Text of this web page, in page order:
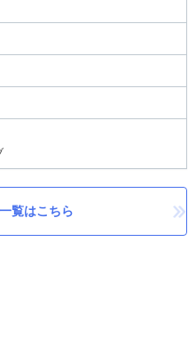
覧はこちら